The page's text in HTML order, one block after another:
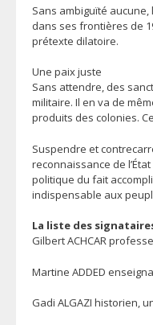
Sans ambiguïté
dans ses frontières de
prétexte dilatoire.
Une paix juste
Sans attendre, des
militaire. Il en va de
produits des colonies.
Suspendre et
reconnaissance de
politique du fait
indispensable aux
La liste des
Gilbert ACHCAR
Martine ADDED
Gadi ALGAZI historien,